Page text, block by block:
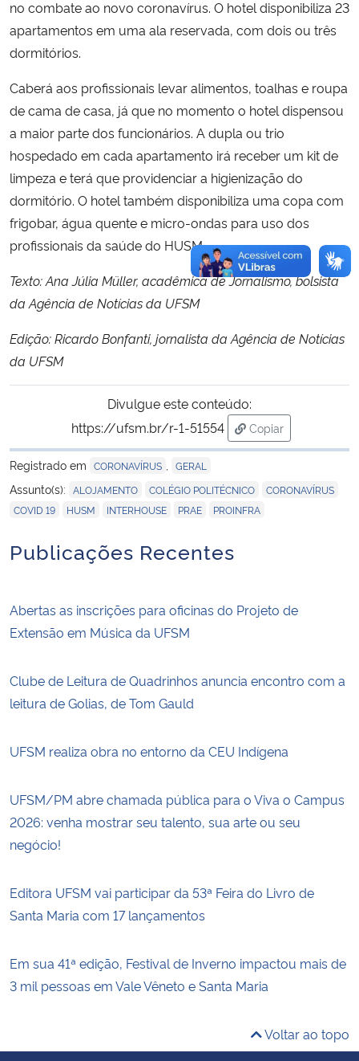
no combate ao novo coronavírus. O hotel disponibiliza 23
apartamentos em uma ala reservada, com dois ou três
dormitórios.
Caberá aos profissionais levar alimentos, toalhas e roupa
de cama de casa, já que no momento o hotel dispensou
a maior parte dos funcionários. A dupla ou trio
hospedado em cada apartamento irá receber um kit de
limpeza e terá que providenciar a higienização do
dormitório. O hotel também disponibiliza uma copa com
frigobar, água quente e micro-ondas para uso dos
profissionais da saúde do HUSM.
Texto: Ana Júlia Müller, acadêmica de Jornalismo, bolsista
da Agência de Notícias da UFSM
Edição: Ricardo Bonfanti, jornalista da Agência de Notícias
da UFSM
Divulgue este conteúdo:
https://ufsm.br/r-1-51554
Copiar
para área de
Registrado em CORONAVÍRUS GERAL
Assunto(s): ALOJAMENTO COLÉGIO POLITÉCNICO CORONAVÍRUS
COVID 19 HUSM INTERHOUSE PRAE PROINFRA
Publicações Recentes
Abertas as inscrições para oficinas do Projeto de
Extensão em Música da UFSM
Clube de Leitura de Quadrinhos anuncia encontro com a
leitura de Golias, de Tom Gauld
UFSM realiza obra no entorno da CEU Indígena
UFSM/PM abre chamada pública para o Viva o Campus
2026: venha mostrar seu talento, sua arte ou seu
negócio!
Editora UFSM vai participar da 53ª Feira do Livro de
Santa Maria com 17 lançamentos
Em sua 41ª edição, Festival de Inverno impactou mais de
3 mil pessoas em Vale Vêneto e Santa Maria
Voltar ao topo